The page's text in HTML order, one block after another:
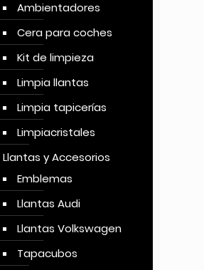
Ambientadores
Cera para coches
Kit de limpieza
Limpia llantas
Limpia tapicerías
Limpiacristales
Llantas y Accesorios
Emblemas
Llantas Audi
Llantas Volkswagen
Tapacubos